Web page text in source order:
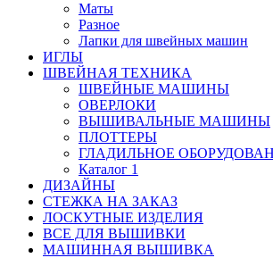
Маты
Разное
Лапки для швейных машин
ИГЛЫ
ШВЕЙНАЯ ТЕХНИКА
ШВЕЙНЫЕ МАШИНЫ
ОВЕРЛОКИ
ВЫШИВАЛЬНЫЕ МАШИНЫ
ПЛОТТЕРЫ
ГЛАДИЛЬНОЕ
Каталог 1
ДИЗАЙНЫ
СТЕЖКА НА ЗАКАЗ
ЛОСКУТНЫЕ ИЗДЕЛИЯ
ВСЕ ДЛЯ ВЫШИВКИ
МАШИННАЯ ВЫШИВКА